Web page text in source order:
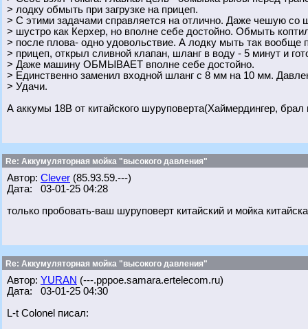
> лодку обмыть при загрузке на прицеп.
> С этими задачами справляется на отлично. Даже чешую со
> шустро как Керхер, но вполне себе достойно. Обмыть
> после плова- одно удовольствие. А лодку мыть так вообще
> прицеп, открыл сливной клапан, шланг в воду - 5 минут и
> Даже машину ОБМЫВАЕТ вполне себе достойно.
> Единственно заменил входной шланг с 8 мм на 10 мм.
> Удачи.
А аккумы 18В от китайского шуруповерта(Хаймердингер,
Re: Аккумуляторная мойка "высокого давления"
Автор: Clever (85.93.59.---)
Дата: 03-01-25 04:28
только пробовать-ваш шуруповерт китайский и мойка
Re: Аккумуляторная мойка "высокого давления"
Автор: YURAN (---.pppoe.samara.ertelecom.ru)
Дата: 03-01-25 04:30
L-t Colonel писал: